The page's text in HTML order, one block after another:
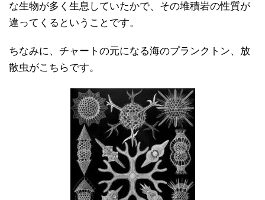
な生物が多く生息していたかで、その堆積岩の性質が
違ってくるということです。
ちなみに、チャートの元になる海のプランクトン、放
散虫がこちらです。